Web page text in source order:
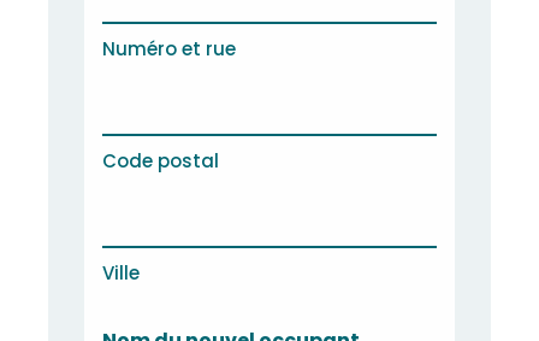
Numéro et rue
Code postal
Ville